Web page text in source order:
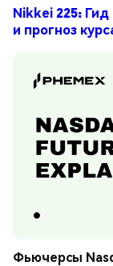
Nikkei 225:
и прогноз
Фьючерсы